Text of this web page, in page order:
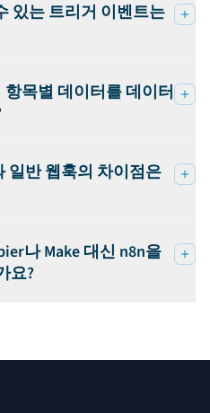
있는 트리거 이벤트는
항목별 데이터를 데이터
일반 웹훅의 차이점은
나 Make 대신 n8n을
요?